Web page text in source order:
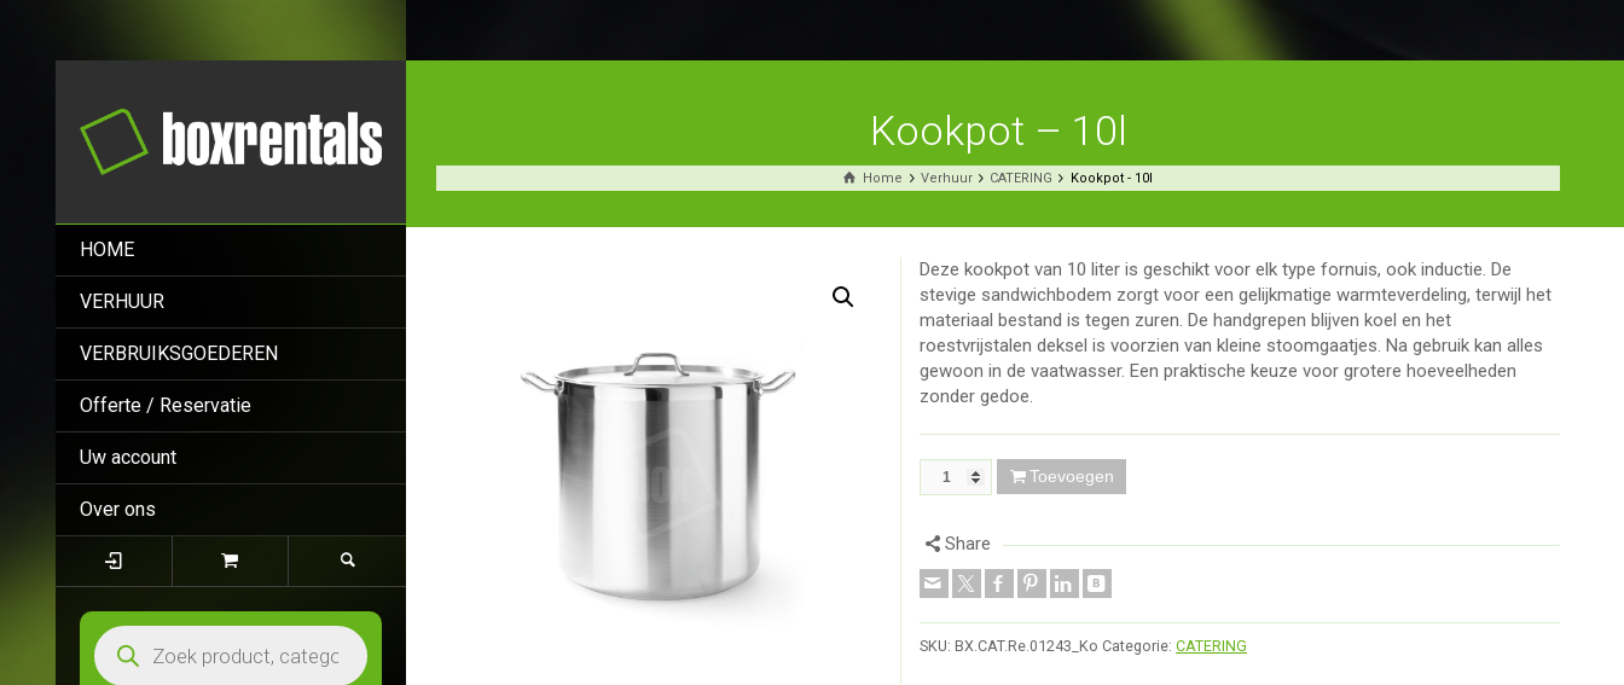
HOME
VERHUUR
VERBRUIKSGOEDEREN
Offerte / Reservatie
Uw account
Over ons
Kookpot – 10l
Home Verhuur CATERING Kookpot - 10l
Deze kookpot van 10 liter is geschikt voor elk type fornuis, ook inductie. De
stevige sandwichbodem zorgt voor een gelijkmatige warmteverdeling, terwijl het
materiaal bestand is tegen zuren. De handgrepen blijven koel en het
roestvrijstalen deksel is voorzien van kleine stoomgaatjes. Na gebruik kan alles
gewoon in de vaatwasser. Een praktische keuze voor grotere hoeveelheden
zonder gedoe.
Toevoegen
Share
SKU: BX.CAT.Re.01243_Ko Categorie: CATERING